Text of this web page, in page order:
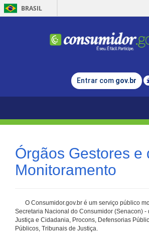
BRASIL
Entrar com gov.br
Órgãos Gestores e
Monitoramento
O Consumidor.gov.br é um serviço público
Secretaria Nacional do Consumidor (Senacon) -
Justiça e Cidadania, Procons, Defensorias
Públicos, Tribunais de Justiça.